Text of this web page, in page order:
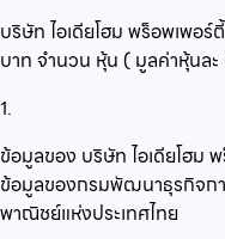
บริษัท ไอเดียโฮม พร็อพเพอร์
บาท จำนวน หุ้น ( มูลค่าหุ้นละ
1.
ข้อมูลของ บริษัท ไอเดียโฮม
ข้อมูลของกรมพัฒนาธุรกิจก
พาณิชย์แห่งประเทศไทย